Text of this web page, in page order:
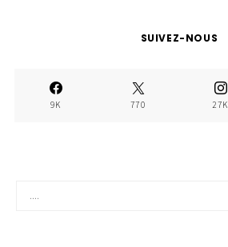
SUIVEZ-NOUS
9K 770 27K